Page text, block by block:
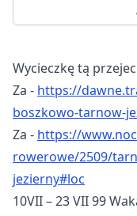
Wycieczkę tą
Za - https://
boszkowo-tarnow-
Za - https://
rowerowe/2509/
jezierny#loc
10VII – 23 VII 99